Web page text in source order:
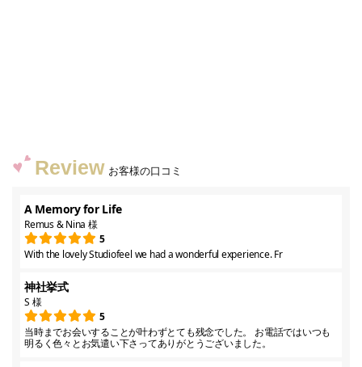
Review お客様の口コミ
A Memory for Life
Remus & Nina 様
5
With the lovely Studiofeel we had a wonderful experience. Fr
神社挙式
S 様
5
当時までお会いすることが叶わずとても残念でした。 お電話ではいつも
明るく色々とお気遣い下さってありがとうございました。